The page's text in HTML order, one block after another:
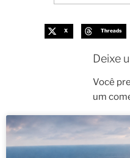
X Threads
Deixe
Você
um